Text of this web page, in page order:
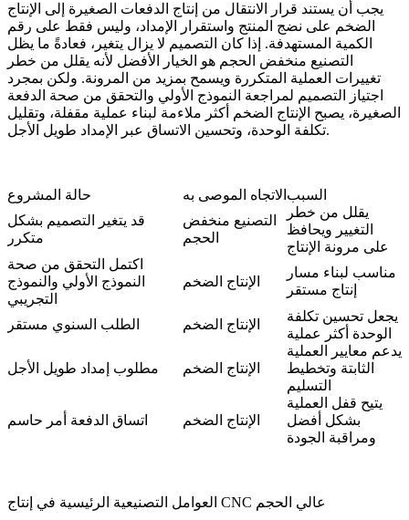
يجب أن يستند قرار الانتقال من إنتاج الدفعات الصغيرة إلى الإنتاج
الضخم على نضج المنتج واستقرار الإمداد، وليس فقط على رقم
الكمية المستهدفة. إذا كان التصميم لا يزال يتغير، فعادةً ما يظل
التصنيع منخفض الحجم هو الخيار الأفضل لأنه يقلل من خطر
تغييرات العملية المتكررة ويسمح بمزيد من المرونة. ولكن بمجرد
اجتياز التصميم لمراجعة النموذج الأولي والتحقق من صحة الدفعة
الصغيرة، يصبح الإنتاج الضخم أكثر ملاءمة لبناء عملية مقفلة، وتقليل
تكلفة الوحدة، وتحسين الاتساق عبر الإمداد طويل الأجل.
حالة المشروع الاتجاه الموصى به السبب
قد يتغير التصميم بشكل
متكرر
التصنيع منخفض
الحجم
يقلل من خطر
التغيير ويحافظ
على مرونة الإنتاج
اكتمل التحقق من صحة
النموذج الأولي والنموذج
التجريبي
الإنتاج الضخم
مناسب لبناء مسار
إنتاج مستقر
الطلب السنوي مستقر الإنتاج الضخم
يجعل تحسين تكلفة
الوحدة أكثر عملية
مطلوب إمداد طويل الأجل الإنتاج الضخم
يدعم معايير العملية
الثابتة وتخطيط
التسليم
اتساق الدفعة أمر حاسم الإنتاج الضخم
يتيح قفل العملية
بشكل أفضل
ومراقبة الجودة
العوامل التصنيعية الرئيسية في إنتاج CNC عالي الحجم